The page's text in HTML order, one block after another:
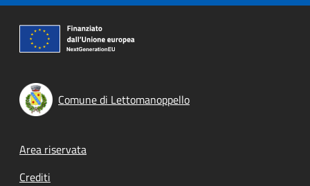
Comune di Lettomanoppello
Footer menu
Area riservata
Crediti